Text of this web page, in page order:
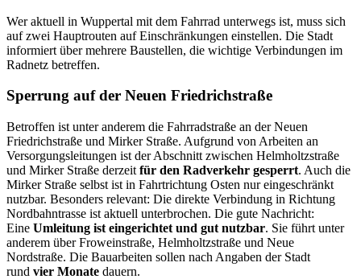
Wer aktuell in Wuppertal mit dem Fahrrad unterwegs ist, muss sich
auf zwei Hauptrouten auf Einschränkungen einstellen. Die Stadt
informiert über mehrere Baustellen, die wichtige Verbindungen im
Radnetz betreffen.
Sperrung auf der Neuen Friedrichstraße
Betroffen ist unter anderem die Fahrradstraße an der Neuen
Friedrichstraße und Mirker Straße. Aufgrund von Arbeiten an
Versorgungsleitungen ist der Abschnitt zwischen Helmholtzstraße
und Mirker Straße derzeit für den Radverkehr gesperrt. Auch die
Mirker Straße selbst ist in Fahrtrichtung Osten nur eingeschränkt
nutzbar. Besonders relevant: Die direkte Verbindung in Richtung
Nordbahntrasse ist aktuell unterbrochen. Die gute Nachricht:
Eine Umleitung ist eingerichtet und gut nutzbar. Sie führt unter
anderem über Froweinstraße, Helmholtzstraße und Neue
Nordstraße. Die Bauarbeiten sollen nach Angaben der Stadt
rund vier Monate dauern.